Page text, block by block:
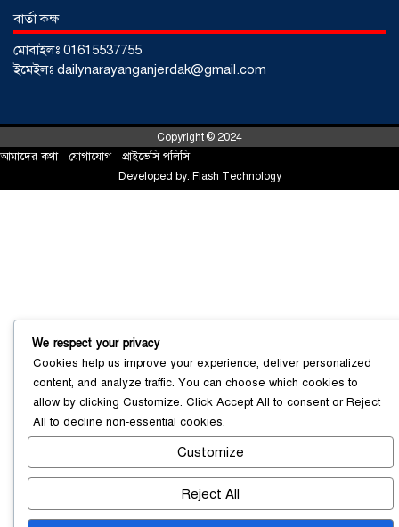
আড়াইহাজারে জেলেদের জালে উঠে এলো
শর্টগান
ব্যবসায়ী গ্রেফতার
সোনারগাঁয়ে পরিত্যক্ত উন্নয়ন প্রকল্প:
ঠিকাদারের গাফিলতি নাকি তদারকির অভাব
বার্তা কক্ষ
মোবাইলঃ 01615537755
ইমেইলঃ dailynarayanganjerdak@gmail.com
Copyright © 2024
আমাদের কথা যোগাযোগ প্রাইভেসি পলিসি
Developed by: Flash Technology
We respect your privacy
Cookies help us improve your experience, deliver personalized
content, and analyze traffic. You can choose which cookies to
allow by clicking Customize. Click Accept All to consent orReject
All to decline non-essential cookies.
Customize
Reject All